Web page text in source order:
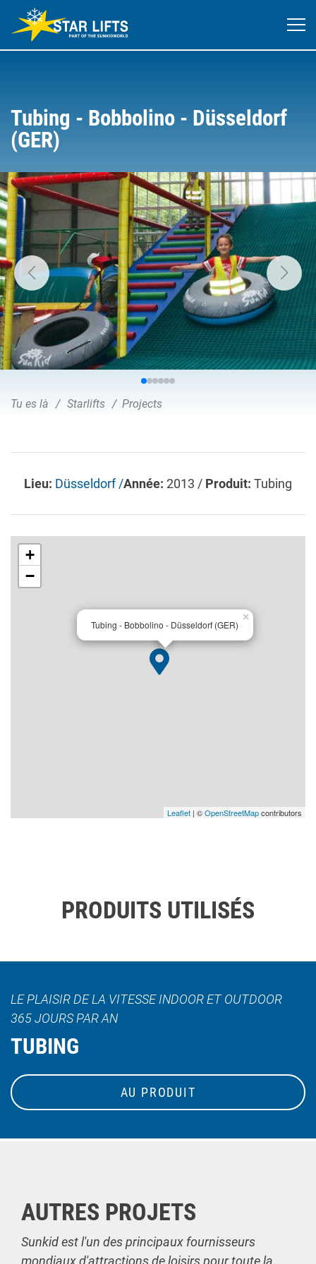
Tubing - Bobbolino - Düsseldorf
(GER)
Tu es là Starlifts Projects
Lieu: Düsseldorf /Année: 2013 / Produit: Tubing
Tubing - Bobbolino - Düsseldorf (GER)
×
+
−
Leaflet | ©OpenStreetMapcontributors
PRODUITS UTILISÉS
LE PLAISIR DE LA VITESSE INDOOR ET OUTDOOR
365 JOURS PAR AN
TUBING
AU PRODUIT
AUTRES PROJETS
Sunkid est l'un des principaux fournisseurs
mondiaux d'attractions de loisirs pour toute la